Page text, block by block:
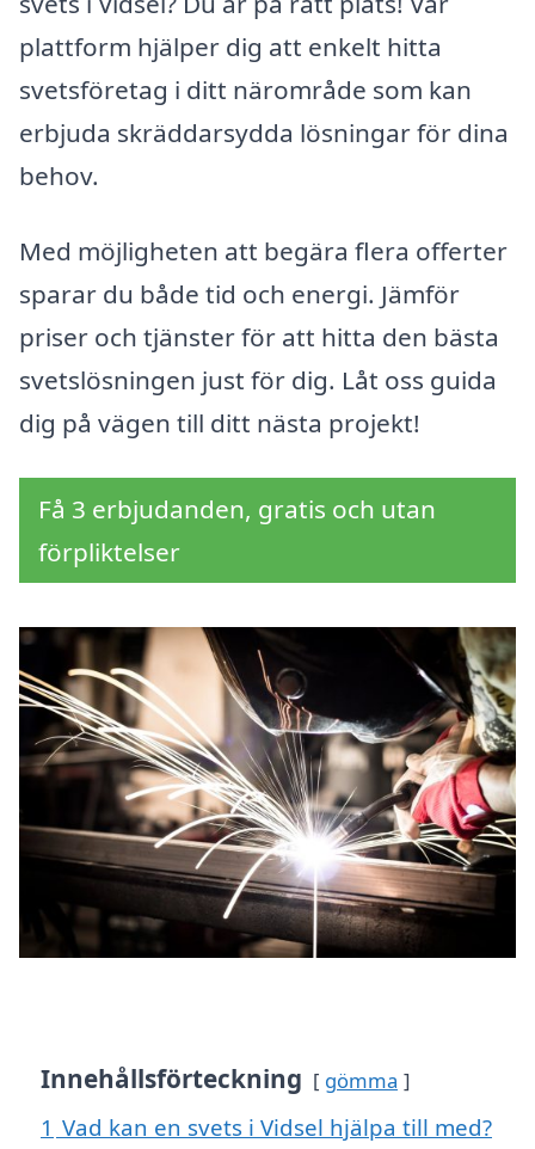
plattform hjälper dig att enkelt hitta
svetsföretag i ditt närområde som kan
erbjuda skräddarsydda lösningar för dina
behov.
Med möjligheten att begära flera offerter
sparar du både tid och energi. Jämför
priser och tjänster för att hitta den bästa
svetslösningen just för dig. Låt oss guida
dig på vägen till ditt nästa projekt!
Få 3 erbjudanden, gratis och utan
förpliktelser
Innehållsförteckning gömma
1 Vad kan en svets i Vidsel hjälpa till med?